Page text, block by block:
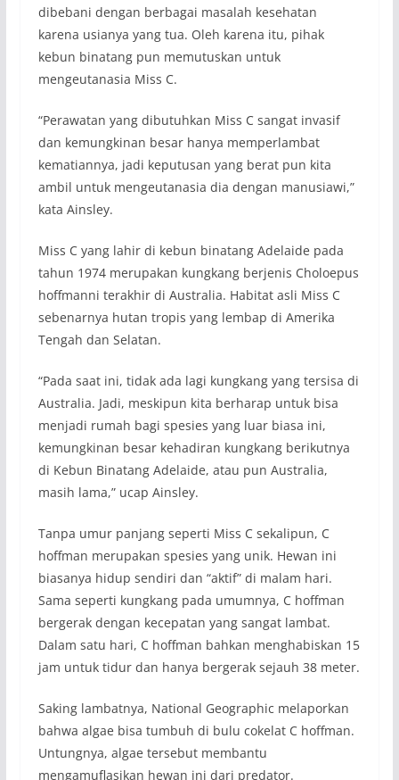
dibebani dengan berbagai masalah kesehatan
karena usianya yang tua. Oleh karena itu, pihak
kebun binatang pun memutuskan untuk
mengeutanasia Miss C.
“Perawatan yang dibutuhkan Miss C sangat invasif
dan kemungkinan besar hanya memperlambat
kematiannya, jadi keputusan yang berat pun kita
ambil untuk mengeutanasia dia dengan manusiawi,”
kata Ainsley.
Miss C yang lahir di kebun binatang Adelaide pada
tahun 1974 merupakan kungkang berjenis Choloepus
hoffmanni terakhir di Australia. Habitat asli Miss C
sebenarnya hutan tropis yang lembap di Amerika
Tengah dan Selatan.
“Pada saat ini, tidak ada lagi kungkang yang tersisa di
Australia. Jadi, meskipun kita berharap untuk bisa
menjadi rumah bagi spesies yang luar biasa ini,
kemungkinan besar kehadiran kungkang berikutnya
di Kebun Binatang Adelaide, atau pun Australia,
masih lama,” ucap Ainsley.
Tanpa umur panjang seperti Miss C sekalipun, C
hoffman merupakan spesies yang unik. Hewan ini
biasanya hidup sendiri dan “aktif” di malam hari.
Sama seperti kungkang pada umumnya, C hoffman
bergerak dengan kecepatan yang sangat lambat.
Dalam satu hari, C hoffman bahkan menghabiskan 15
jam untuk tidur dan hanya bergerak sejauh 38 meter.
Saking lambatnya, National Geographic melaporkan
bahwa algae bisa tumbuh di bulu cokelat C hoffman.
Untungnya, algae tersebut membantu
mengamuflasikan hewan ini dari predator.